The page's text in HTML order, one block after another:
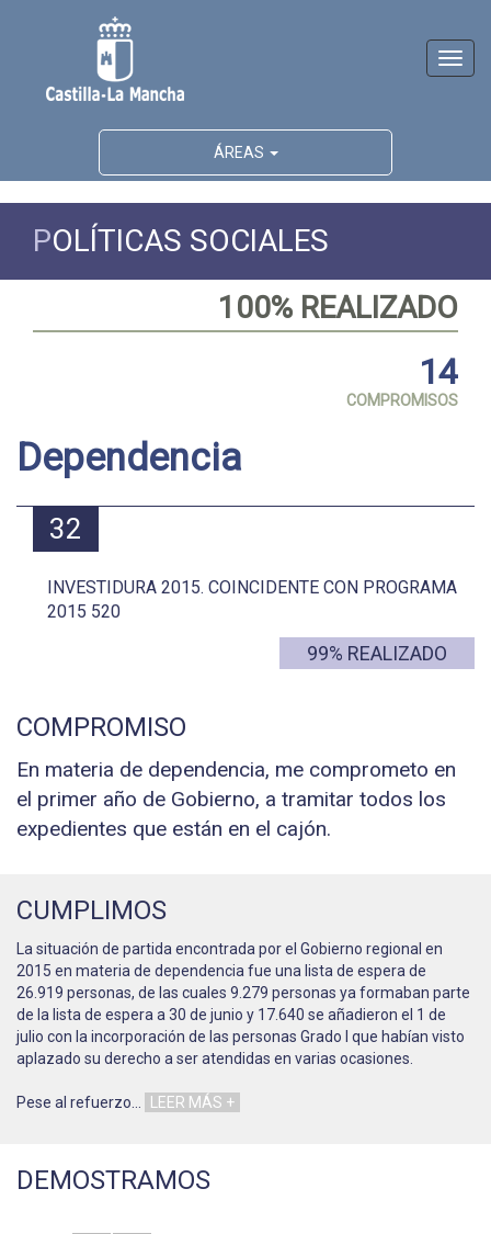
ÁREAS
POLÍTICAS SOCIALES
100% REALIZADO
14
COMPROMISOS
Dependencia
32
INVESTIDURA 2015. COINCIDENTE CON PROGRAMA
2015 520
99% REALIZADO
COMPROMISO
En materia de dependencia, me comprometo en
el primer año de Gobierno, a tramitar todos los
expedientes que están en el cajón.
CUMPLIMOS
La situación de partida encontrada por el Gobierno regional en
2015 en materia de dependencia fue una lista de espera de
26.919 personas, de las cuales 9.279 personas ya formaban parte
de la lista de espera a 30 de junio y 17.640 se añadieron el 1 de
julio con la incorporación de las personas Grado I que habían visto
aplazado su derecho a ser atendidas en varias ocasiones.
Pese al refuerzo LEER MÁS +
DEMOSTRAMOS